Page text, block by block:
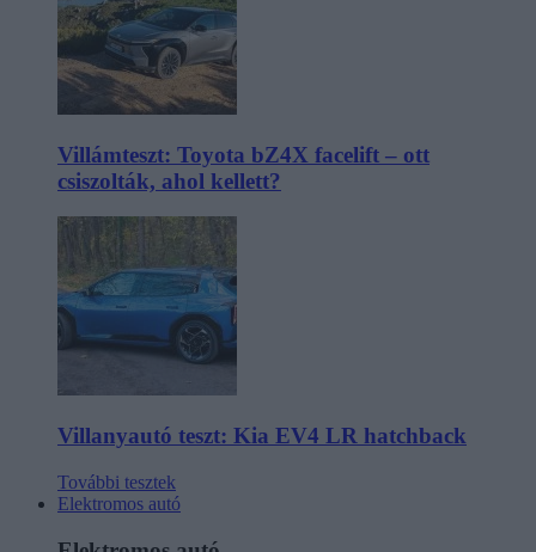
Villámteszt: Toyota bZ4X facelift – ott
csiszolták, ahol kellett?
Villanyautó teszt: Kia EV4 LR hatchback
További tesztek
Elektromos autó